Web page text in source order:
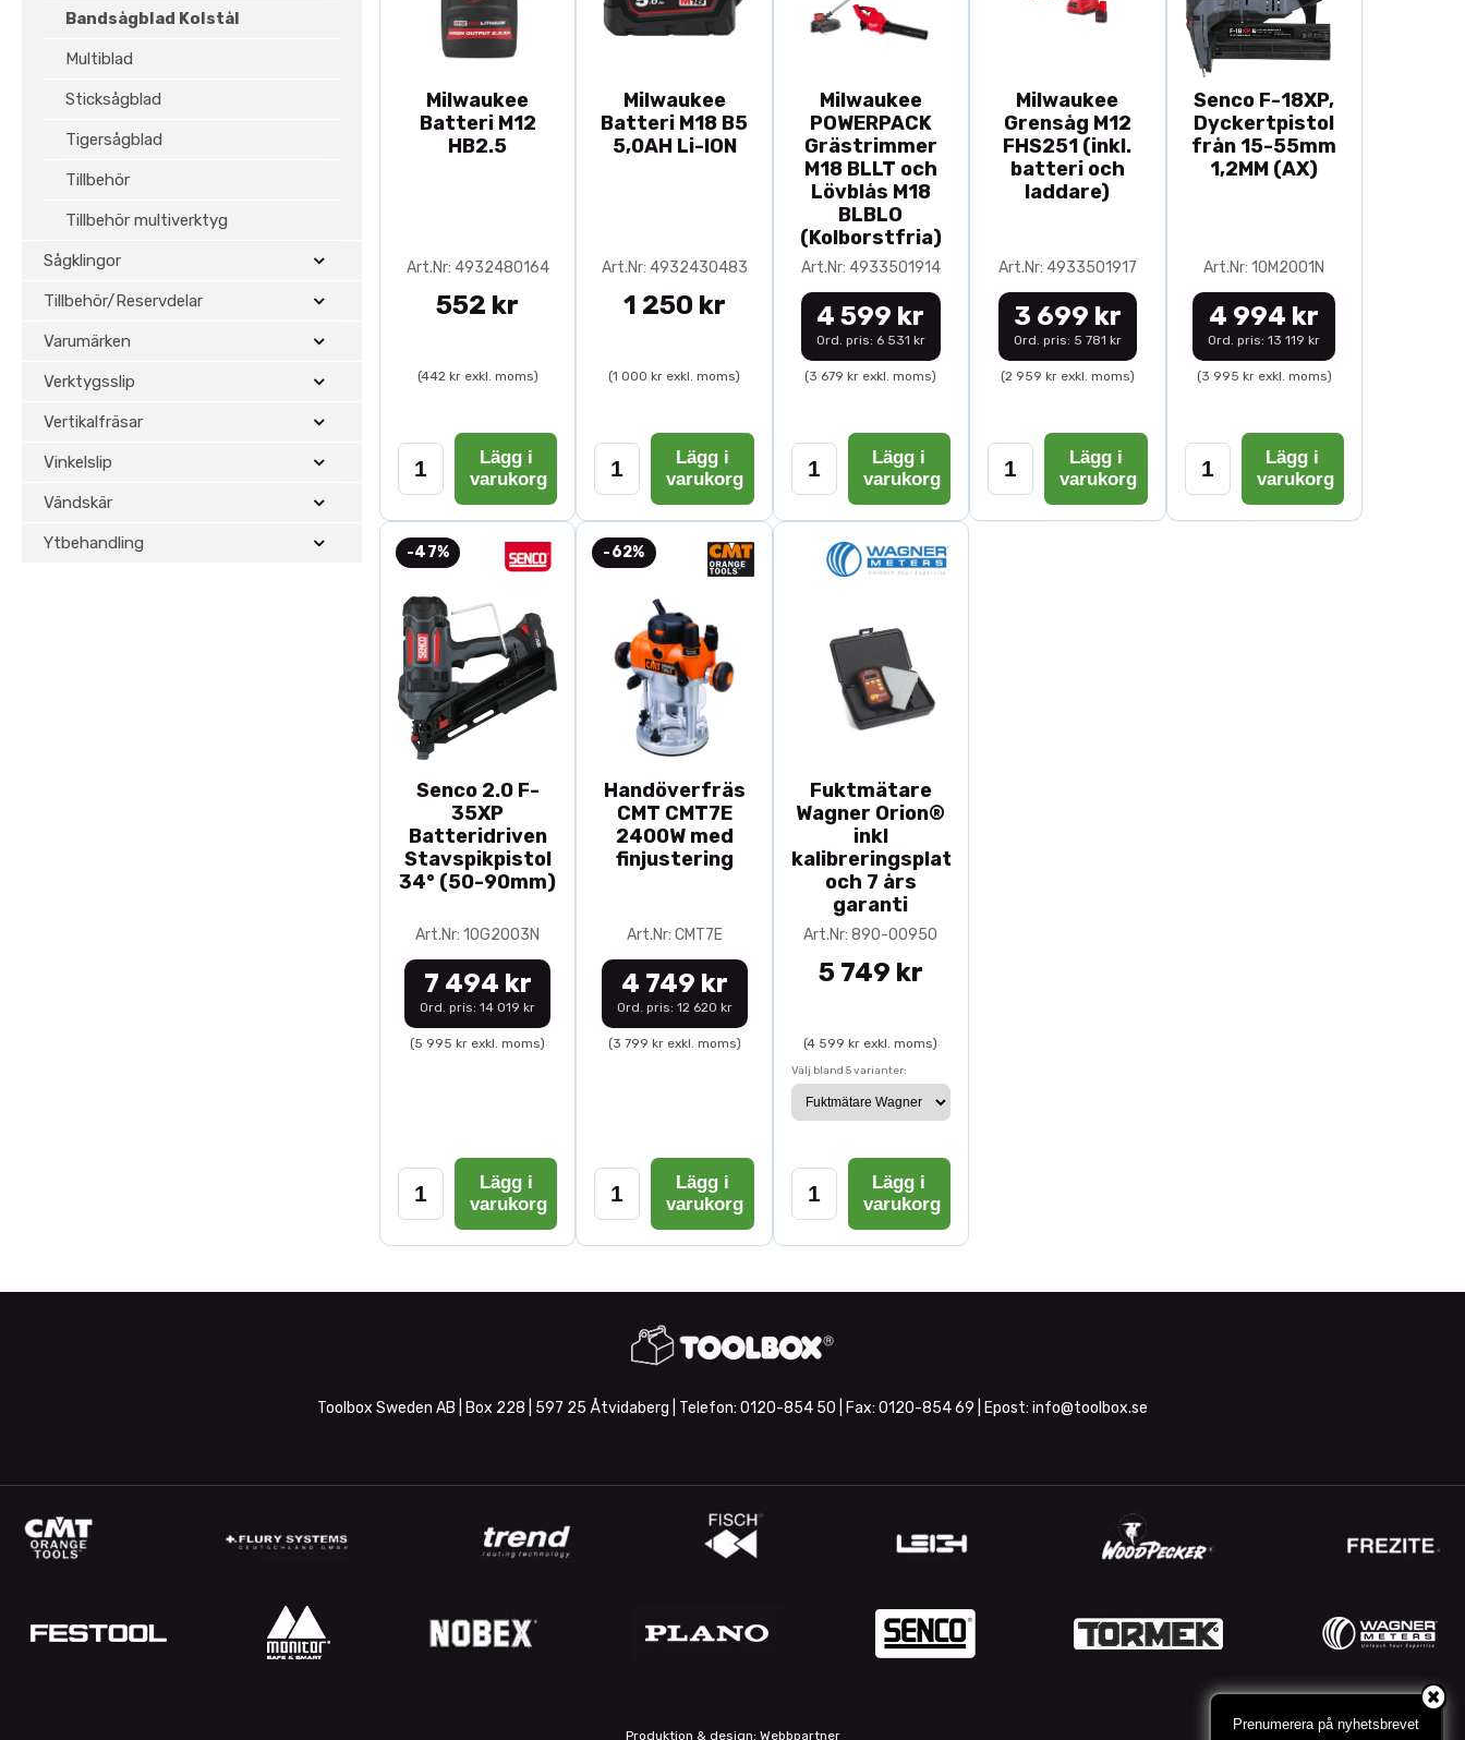
Bandsågblad Kolstål
Multiblad
Sticksågblad
Tigersågblad
Tillbehör
Tillbehör multiverktyg
Sågklingor
Tillbehör/Reservdelar
Varumärken
Verktygsslip
Vertikalfräsar
Vinkelslip
Vändskär
Ytbehandling
Milwaukee
Batteri M12
HB2.5
Art.Nr: 4932480164
552 kr
(442 kr exkl. moms)
Lägg i
varukorg
Milwaukee
Batteri M18 B5
5,0AH Li-ION
Art.Nr: 4932430483
1 250 kr
(1 000 kr exkl. moms)
Lägg i
varukorg
Milwaukee
POWERPACK
Grästrimmer
M18 BLLT och
Lövblås M18
BLBLO
(Kolborstfria)
Art.Nr: 4933501914
4 599 kr
Ord. pris: 6 531 kr
(3 679 kr exkl. moms)
Lägg i
varukorg
Milwaukee
Grensåg M12
FHS251 (inkl.
batteri och
laddare)
Art.Nr: 4933501917
3 699 kr
Ord. pris: 5 781 kr
(2 959 kr exkl. moms)
Lägg i
varukorg
Senco F-18XP,
Dyckertpistol
från 15-55mm
1,2MM (AX)
Art.Nr: 10M2001N
4 994 kr
Ord. pris: 13 119 kr
(3 995 kr exkl. moms)
Lägg i
varukorg
-47%
Senco 2.0 F-
35XP
Batteridriven
Stavspikpistol
34° (50-90mm)
Art.Nr: 10G2003N
7 494 kr
Ord. pris: 14 019 kr
(5 995 kr exkl. moms)
Lägg i
varukorg
-62%
Handöverfräs
CMT CMT7E
2400W med
finjustering
Art.Nr: CMT7E
4 749 kr
Ord. pris: 12 620 kr
(3 799 kr exkl. moms)
Lägg i
varukorg
Fuktmätare
Wagner Orion®
inkl
kalibreringsplatta
och 7 års
garanti
Art.Nr: 890-00950
5 749 kr
(4 599 kr exkl. moms)
Välj bland 5 varianter:
Lägg i
varukorg
Toolbox Sweden AB | Box 228 | 597 25 Åtvidaberg | Telefon: 0120-854 50 | Fax: 0120-854 69 | Epost: info@toolbox.se
Produktion & design: Webbpartner
Prenumerera på nyhetsbrevet